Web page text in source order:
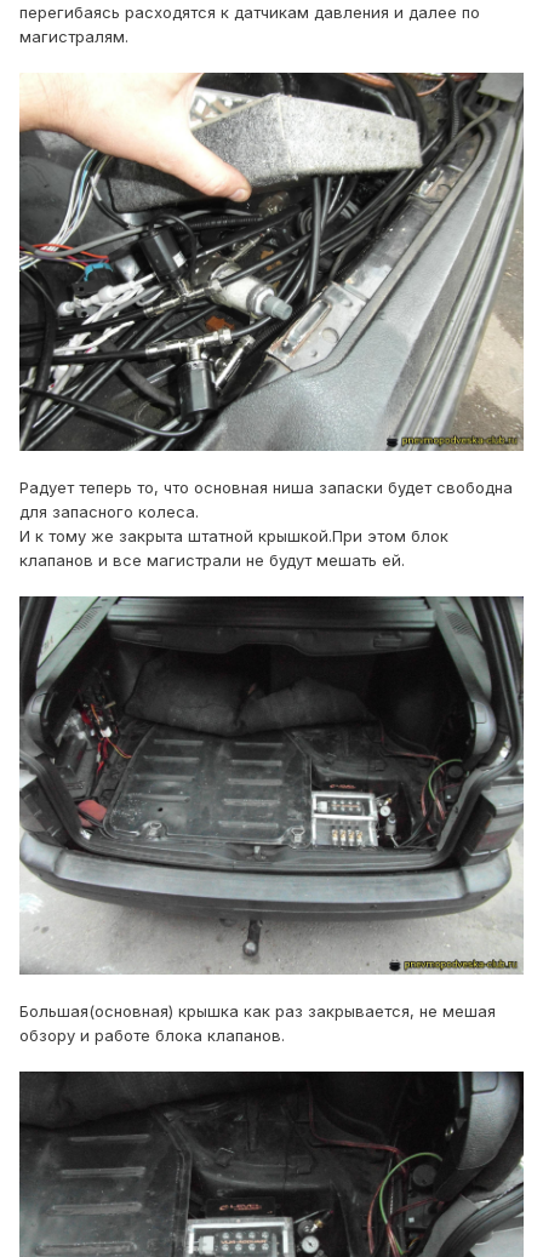
перегибаясь расходятся к датчикам давления и далее по
магистралям.
Радует теперь то, что основная ниша запаски будет свободна
для запасного колеса.
И к тому же закрыта штатной крышкой.При этом блок
клапанов и все магистрали не будут мешать ей.
Большая(основная) крышка как раз закрывается, не мешая
обзору и работе блока клапанов.